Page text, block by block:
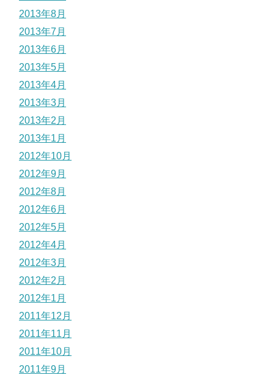
2013年8月
2013年7月
2013年6月
2013年5月
2013年4月
2013年3月
2013年2月
2013年1月
2012年10月
2012年9月
2012年8月
2012年6月
2012年5月
2012年4月
2012年3月
2012年2月
2012年1月
2011年12月
2011年11月
2011年10月
2011年9月